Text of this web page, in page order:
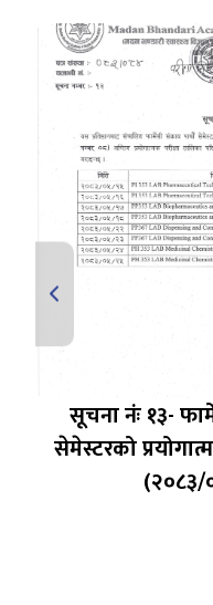
सूचना नंः १३-
सेमेस्टरको